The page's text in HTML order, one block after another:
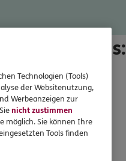
Abschluss:
Technologien (Tools)
der Websitenutzung,
Werbeanzeigen zur
nicht zustimmen
möglich. Sie können Ihre
Tools finden